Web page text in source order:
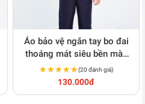
Áo bảo vệ ngắn tay bo đai
thoáng mát siêu bền màu
xanh, vải kate hàn BH02A
★★★★★
★★★★★(20 đánh giá)
130.000đ